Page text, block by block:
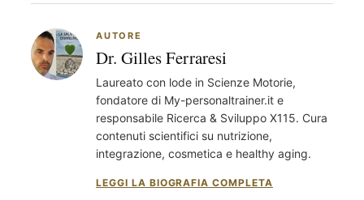
AUTORE
Dr. Gilles Ferraresi
Laureato con lode in Scienze Motorie,
fondatore di My-personaltrainer.it e
responsabile Ricerca & Sviluppo X115. Cura
contenuti scientifici su nutrizione,
integrazione, cosmetica e healthy aging.
LEGGI LA BIOGRAFIA COMPLETA
SCOPRI COME FUNZIONA